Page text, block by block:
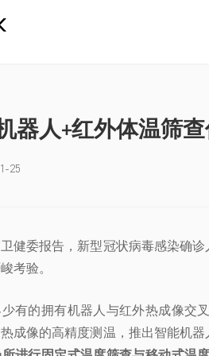
器人+红外体温筛
25
健委报告，新型冠状病毒感染确
考验。
有的拥有机器人与红外热成像交
成像的高精度测温，推出智能机